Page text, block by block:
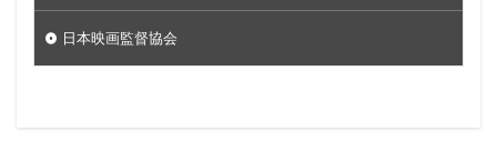
日本映画監督協会